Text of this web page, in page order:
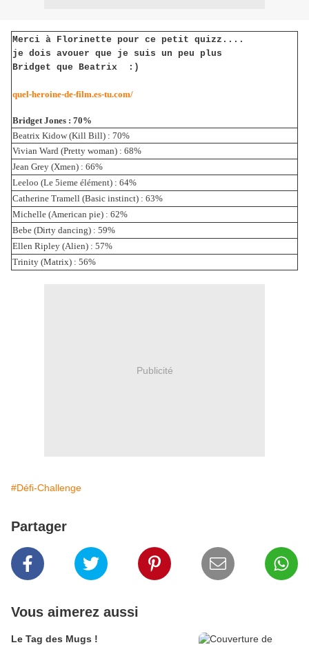
Merci à Florinette pour ce petit quizz....
je dois avouer que je suis un peu plus
Bridget que Beatrix :)
quel-heroine-de-film.es-tu.com/
Bridget Jones : 70%
Beatrix Kidow (Kill Bill) : 70%
Vivian Ward (Pretty woman) : 68%
Jean Grey (Xmen) : 66%
Leeloo (Le 5ieme élément) : 64%
Catherine Tramell (Basic instinct) : 63%
Michelle (American pie) : 62%
Bebe (Dirty dancing) : 59%
Ellen Ripley (Alien) : 57%
Trinity (Matrix) : 56%
Publicité
#Défi-Challenge
Partager
Vous aimerez aussi
Le Tag des Mugs !